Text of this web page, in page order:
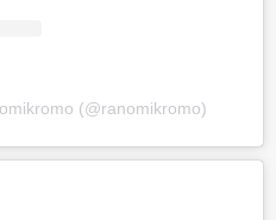
(@ranomikromo)